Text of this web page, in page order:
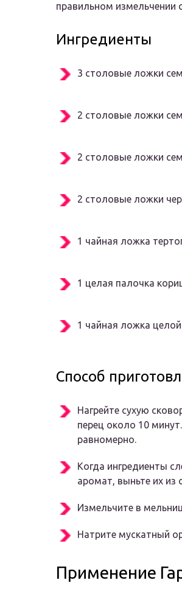
правильном измельчении
Ингредиенты
3 столовые ложки
2 столовые ложки
2 столовые ложки
2 столовые ложки
1 чайная ложка
1 целая палочка
1 чайная ложка
Способ
Нагрейте сухую
перец около 10
равномерно.
Когда ингредиенты
аромат, выньте их
Измельчите в
Натрите мускатный
Применение